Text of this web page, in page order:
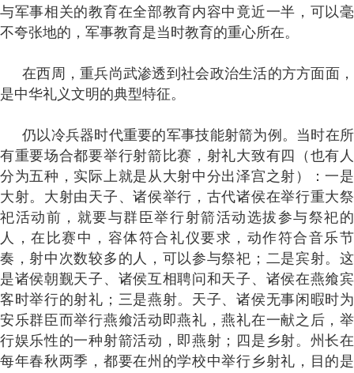
与军事相关的教育在全部教育内容中竟近一半，可以毫
不夸张地的，军事教育是当时教育的重心所在。
在西周，重兵尚武渗透到社会政治生活的方方面面，
是中华礼义文明的典型特征。
仍以冷兵器时代重要的军事技能射箭为例。当时在所
有重要场合都要举行射箭比赛，射礼大致有四（也有人
分为五种，实际上就是从大射中分出泽宫之射）：一是
大射。大射由天子、诸侯举行，古代诸侯在举行重大祭
祀活动前，就要与群臣举行射箭活动选拔参与祭祀的
人，在比赛中，容体符合礼仪要求，动作符合音乐节
奏，射中次数较多的人，可以参与祭祀；二是宾射。这
是诸侯朝觐天子、诸侯互相聘问和天子、诸侯在燕飨宾
客时举行的射礼；三是燕射。天子、诸侯无事闲暇时为
安乐群臣而举行燕飨活动即燕礼，燕礼在一献之后，举
行娱乐性的一种射箭活动，即燕射；四是乡射。州长在
每年春秋两季，都要在州的学校中举行乡射礼，目的是